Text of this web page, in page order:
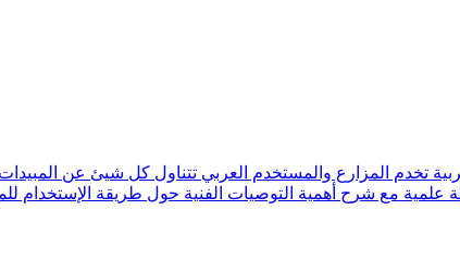
تخدم المزارع والمستخدم العربي تتناول كل شيئ عن
علمية مع شرح أهمية التوصيات الفنية حول طريقة الإستخدام